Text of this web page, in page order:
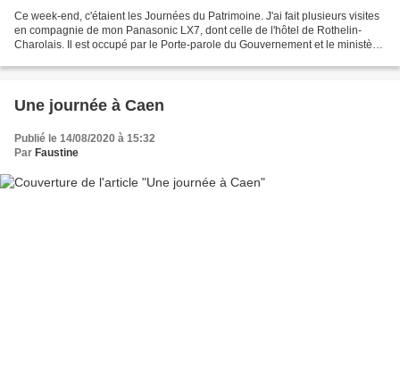
Ce week-end, c'étaient les Journées du Patrimoine. J'ai fait plusieurs visites
en compagnie de mon Panasonic LX7, dont celle de l'hôtel de Rothelin-
Charolais. Il est occupé par le Porte-parole du Gouvernement et le ministère
Une journée à Caen
Publié le 14/08/2020 à 15:32
Par Faustine